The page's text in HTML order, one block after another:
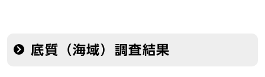
底質（海域）調査結果